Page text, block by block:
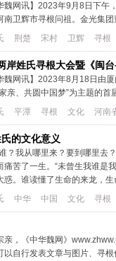
魏网讯】2023年9月8日下
南卫辉市寻根问祖。金光集团
荆楚 宋村 卫辉 寻根
岸姓氏寻根大会暨《闽
魏网讯】2023年8月18日由
亲、共圆中国梦”为主题的首
平潭 寻根 文化 河南
的文化意义
？我从哪里来？要到哪里去
痛苦了一生。“未曾生我谁是
惑。谁读懂了生命的来龙，
中华 中国 文化 寻根
亲，《中华魏网》
以自行发表文章与图片、寻